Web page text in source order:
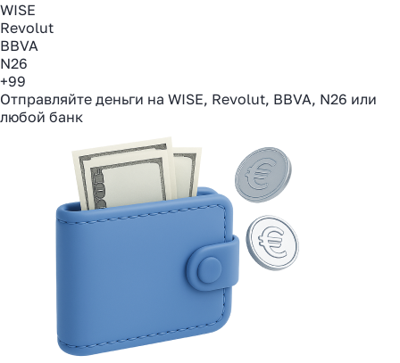
WISE
Revolut
BBVA
N26
+99
Отправляйте деньги на WISE, Revolut, BBVA, N26 или
любой банк